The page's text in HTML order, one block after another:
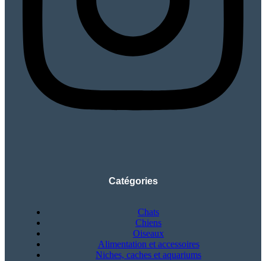
Catégories
Chats
Chiens
Oiseaux
Alimentation et accessoires
Niches, caches et aquariums